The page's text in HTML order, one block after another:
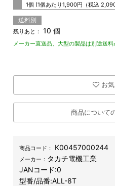
1個 (1個あたり1,900円（税込
送料別
残りあと： 10 個
メーカー直送品、大型の製品は別途送料
お
商品について
商品コード： K00457000244
メーカー： タカチ電機工業
JANコード:0
型番/品番:ALL-8T